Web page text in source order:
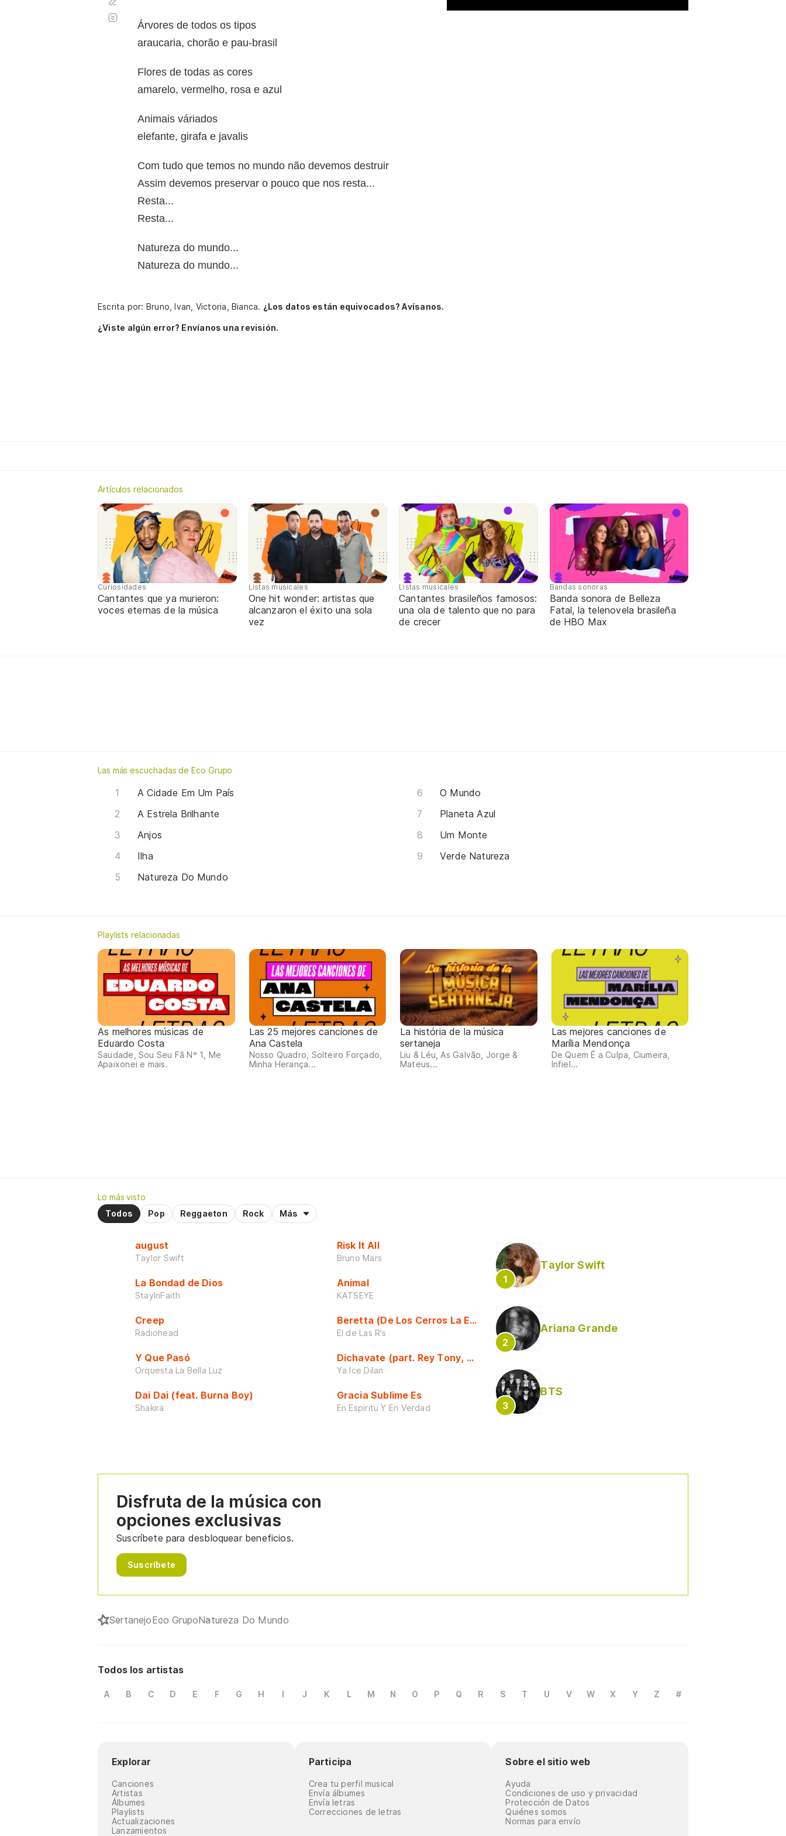
Árvores de todos os tipos
araucaria, chorão e pau-brasil
Flores de todas as cores
amarelo, vermelho, rosa e azul
Animais váriados
elefante, girafa e javalis
Com tudo que temos no mundo não devemos destruir
Assim devemos preservar o pouco que nos resta...
Resta...
Resta...
Natureza do mundo...
Natureza do mundo...
automático
Escrita por: Bruno, Ivan, Victoria, Bianca. ¿Los datos están equivocados? Avísanos.
¿Viste algún error? Envíanos una revisión.
Artículos relacionados
Curiosidades
Cantantes que ya murieron:
voces eternas de la música
Listas musicales
One hit wonder: artistas que
alcanzaron el éxito una sola
vez
Listas musicales
Cantantes brasileños famosos:
una ola de talento que no para
de crecer
Bandas sonoras
Banda sonora de Belleza
Fatal, la telenovela brasileña
de HBO Max
Las más escuchadas de Eco Grupo
A Cidade Em Um País
A Estrela Brilhante
Anjos
Ilha
Natureza Do Mundo
O Mundo
Planeta Azul
Um Monte
Verde Natureza
Playlists relacionadas
As melhores músicas de
Eduardo Costa
Saudade, Sou Seu Fã Nº 1, Me
Apaixonei e mais.
Las 25 mejores canciones de
Ana Castela
Nosso Quadro, Solteiro Forçado,
Minha Herança...
La história de la música
sertaneja
Liu & Léu, As Galvão, Jorge &
Mateus...
Las mejores canciones de
Marília Mendonça
De Quem É a Culpa, Ciumeira,
Infiel...
Lo más visto
Todos
Pop Reggaeton Rock Más
august
Taylor Swift
La Bondad de Dios
StayInFaith
Creep
Radiohead
Y Que Pasó
Orquesta La Bella Luz
Dai Dai (feat. Burna Boy)
Shakira
Risk It All
Bruno Mars
Animal
KATSEYE
Beretta (De Los Cerros La Escuela)
El de Las R's
Dichavate (part. Rey Tony, Dj Honda y Helabusador) [explícita]
Ya Ice Dilan
Gracia Sublime Es
En Espiritu Y En Verdad
Taylor Swift
Ariana Grande
BTS
Disfruta de la música con
opciones exclusivas
Suscríbete para desbloquear beneficios.
Suscríbete
SertanejoEco GrupoNatureza Do Mundo
Todos los artistas
A B C D E F G H I J K L M N O P Q R S T U V W X Y Z #
Explorar
Canciones
Artistas
Álbumes
Playlists
Actualizaciones
Lanzamientos
Participa
Crea tu perfil musical
Envía álbumes
Envía letras
Correcciones de letras
Sobre el sitio web
Ayuda
Condiciones de uso y privacidad
Protección de Datos
Quiénes somos
Normas para envío